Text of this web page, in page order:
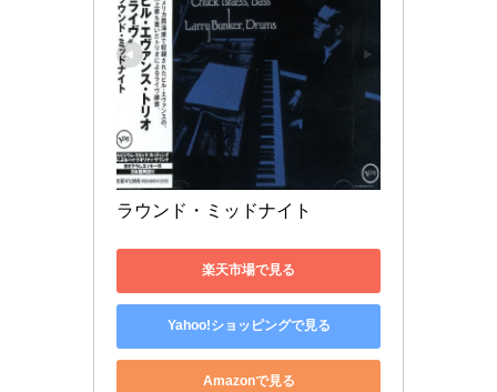
ラウンド・ミッドナイト
楽天市場で見る
Yahoo!ショッピングで見る
Amazonで見る